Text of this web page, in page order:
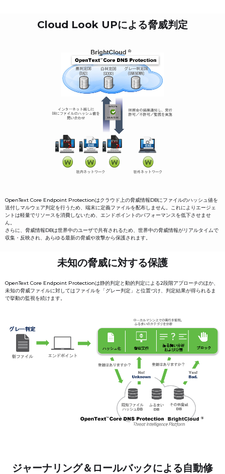
Cloud Look UPによる脅威判定
OpenText Core Endpoint Protectionはクラウド上の脅威情報DBにファイルのハッシュ値を
送付しマルウェア判定を行うため、端末に定義ファイルを配布しません。これによりエージェ
ントは軽量でリソースを消費しないため、エンドポイントのパフォーマンスを低下させませ
ん。
さらに、脅威情報DBは世界中のユーザで共有されるため、世界中の脅威情報がリアルタイムで
収集・反映され、あらゆる最新の脅威や攻撃から保護されます。
未知の脅威に対する保護
OpenText Core Endpoint Protectionは静的判定と動的判定による2段階アプローチのほか、
未知の脅威ファイルに対してはファイルを「グレー判定」と位置づけ、判定結果が得られるま
で挙動の監視を続けます。
ジャーナリング＆ロールバックによる自動修